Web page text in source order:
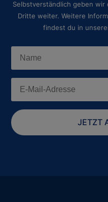
Selbstverständlich geben wir
Dritte weiter. Weitere
findest du in
JETZT